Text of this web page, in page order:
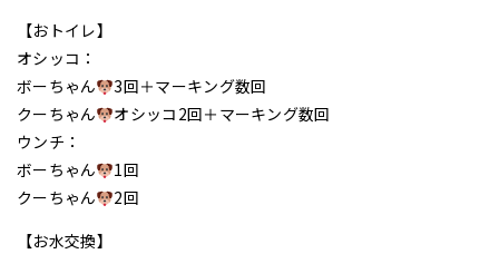
【おトイレ】
オシッコ：
ボーちゃん
3回＋マーキング数回
クーちゃん
オシッコ2回＋マーキング数回
ウンチ：
ボーちゃん
1回
クーちゃん
2回
【お水交換】